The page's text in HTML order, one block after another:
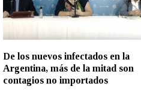
De los nuevos infectados en la
Argentina, más de la mitad son
contagios no importados